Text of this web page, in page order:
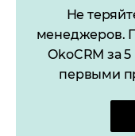
Не
менеджеров.
OkoCRM за
первыми